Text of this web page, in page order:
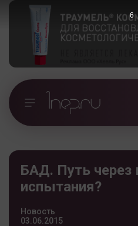
БАД. Путь через
испытания?
Новость
03.06.2015
5